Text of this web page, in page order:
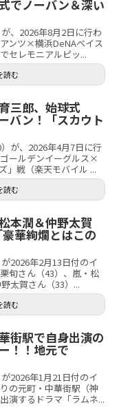
でノーバン＆深い
、2026年8月2日に行わ
ンツ×横浜DeNAベイス
セレモニアルピッ...
読む
三郎、始球式
バン！「スカウト
が、2026年4月7日に行
ールデンイーグルス×
」戦（楽天モバイル ...
読む
本潤＆仲野太賀
華絢爛とはこの
2026年2月13日付のイ
旬さん（43）、嵐・松
太賀さん（33）...
読む
街駅で自身出演の
！！地元で
2026年1月21日付のイ
の元町・中華街駅（神
演するドラマ「ラムネ...